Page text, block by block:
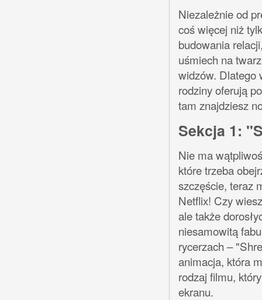
Niezależnie od
coś więcej niż
budowania
uśmiech na
widzów. Dlatego
rodziny oferują
tam znajdziesz
Sekcja 1:
Nie ma
które trzeba
szczęście, teraz
Netflix! Czy
ale także
niesamowitą
rycerzach –
animacja, która
rodzaj filmu,
ekranu.